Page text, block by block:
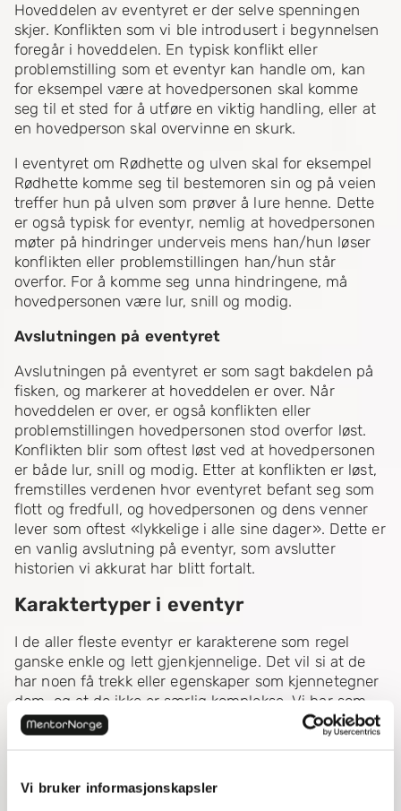
Vi bruker informasjonskapsler
Hoveddelen av eventyret er der selve spenningen
skjer. Konflikten som vi ble introdusert i begynnelsen
foregår i hoveddelen. En typisk konflikt eller
problemstilling som et eventyr kan handle om, kan
for eksempel være at hovedpersonen skal komme
seg til et sted for å utføre en viktig handling, eller at
en hovedperson skal overvinne en skurk.
I eventyret om Rødhette og ulven skal for eksempel
Rødhette komme seg til bestemoren sin og på veien
treffer hun på ulven som prøver å lure henne. Dette
er også typisk for eventyr, nemlig at hovedpersonen
møter på hindringer underveis mens han/hun løser
konflikten eller problemstillingen han/hun står
overfor. For å komme seg unna hindringene, må
hovedpersonen være lur, snill og modig.
Avslutningen på eventyret
Avslutningen på eventyret er som sagt bakdelen på
fisken, og markerer at hoveddelen er over. Når
hoveddelen er over, er også konflikten eller
problemstillingen hovedpersonen stod overfor løst.
Konflikten blir som oftest løst ved at hovedpersonen
er både lur, snill og modig. Etter at konflikten er løst,
fremstilles verdenen hvor eventyret befant seg som
flott og fredfull, og hovedpersonen og dens venner
lever som oftest «lykkelige i alle sine dager». Dette er
en vanlig avslutning på eventyr, som avslutter
historien vi akkurat har blitt fortalt.
Karaktertyper i eventyr
I de aller fleste eventyr er karakterene som regel
ganske enkle og lett gjenkjennelige. Det vil si at de
har noen få trekk eller egenskaper som kjennetegner
dem, og at de ikke er særlig komplekse. Vi har som
oftest en hovedperson som er eventyrets helt.
Hovedpersonen er snill, klok og modig. I tillegg er det
begynnelsen, det vil si at han/hun ikke har noen
egenskaper eller trekk som skulle tilsi at han/hun